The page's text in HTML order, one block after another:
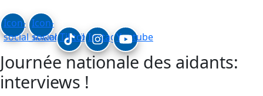
Icon-
social_linkedin
Icon-
social_facebook
TiktokInstagramYoutube
Journée nationale des aidants:
interviews !